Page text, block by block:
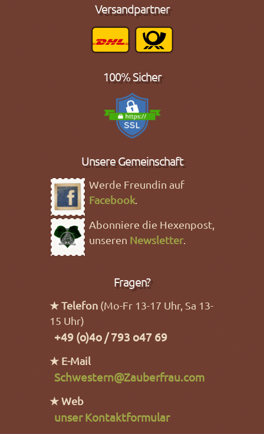
Versandpartner
100% Sicher
Unsere Gemeinschaft
Werde Freundin auf
Facebook.
Abonniere die Hexenpost,
unseren Newsletter.
Fragen?
★ Telefon (Mo-Fr 13-17 Uhr, Sa 13-
15 Uhr)
+49 (o)4o / 793 o47 69
★ E-Mail
Schwestern@Zauberfrau.com
★ Web
unser Kontaktformular